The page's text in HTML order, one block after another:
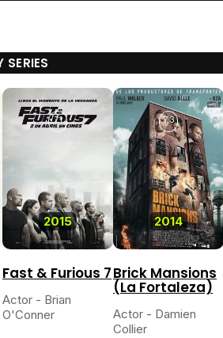
2015
7,1
Fast & Furious 7
Actor - Brian
O'Conner
2014
7,3
Brick Mansions
(La Fortaleza)
Actor - Damien
Collier